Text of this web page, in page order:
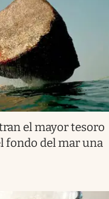
el mayor tesoro
fondo del mar una